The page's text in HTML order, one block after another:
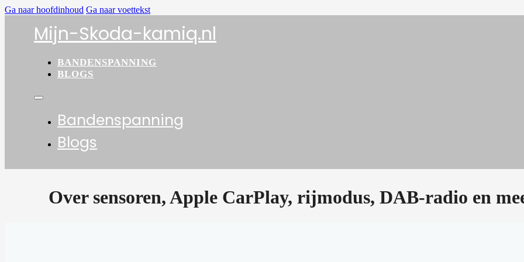
Ga naar hoofdinhoud Ga naar voettekst
Mijn-Skoda-kamiq.nl
BANDENSPANNING
BLOGS
Bandenspanning
Blogs
Over sensoren, Apple CarPlay, rijmodus, DAB-radio en